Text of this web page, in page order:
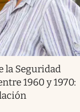
la Seguridad
1960 y 1970: